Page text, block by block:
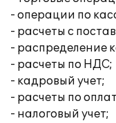
- операции по
- расчеты с
- распределение
- расчеты по НДС;
- кадровый учет;
- расчеты по
- налоговый учет;